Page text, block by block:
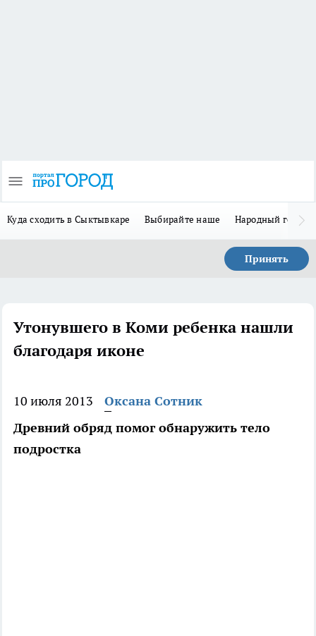
Куда сходить в Сыктывкаре Выбирайте наше Народный герой
Принять
Утонувшего в Коми ребенка нашли
благодаря иконе
10 июля 2013
Оксана Сотник
Древний обряд помог обнаружить тело
подростка